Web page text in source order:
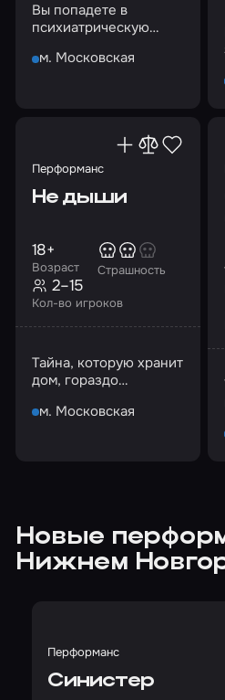
Вы попадете в
психиатрическую
находится далеко в
м. Московская
Перформанс
Не дыши
Возраст
18+
Страшность
Кол-во игроков
2–15
Тайна, которую хранит
дом, гораздо
можете себе
м. Московская
Новые
Нижнем
Перформанс
Синистер